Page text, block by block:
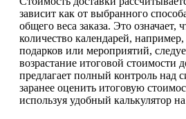
зависит как от выбранного
общего веса заказа. Это означает,
количество календарей,
подарков или мероприятий,
возрастание итоговой стоимости
предлагает полный контроль над
заранее оценить итоговую
используя удобный калькулятор